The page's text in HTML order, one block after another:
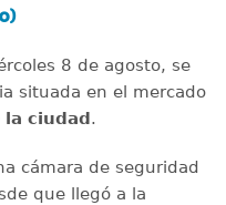
8 de agosto, se
situada en el mercado
la ciudad.
cámara de seguridad
que llegó a la